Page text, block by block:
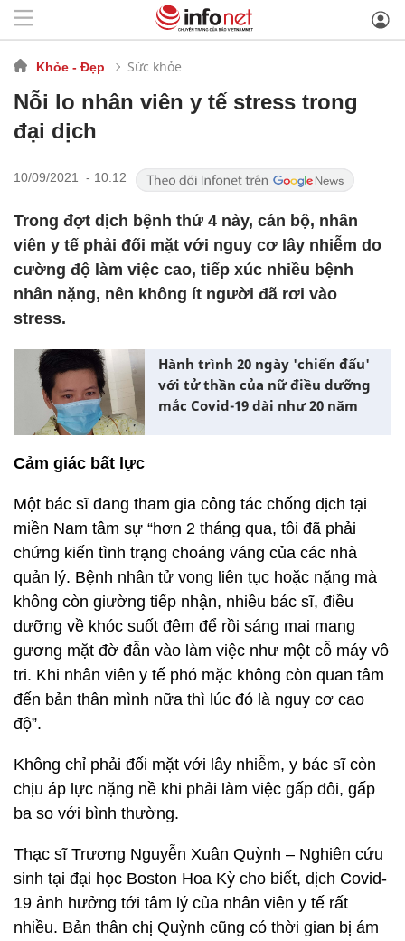
Khỏe - Đẹp Sức khỏe
Nỗi lo nhân viên y tế stress trong
đại dịch
10/09/2021 - 10:12
Trong đợt dịch bệnh thứ 4 này, cán bộ, nhân
viên y tế phải đối mặt với nguy cơ lây nhiễm do
cường độ làm việc cao, tiếp xúc nhiều bệnh
nhân nặng, nên không ít người đã rơi vào
stress.
Hành trình 20 ngày 'chiến đấu'
với tử thần của nữ điều dưỡng
mắc Covid-19 dài như 20 năm
Cảm giác bất lực
Một bác sĩ đang tham gia công tác chống dịch tại
miền Nam tâm sự “hơn 2 tháng qua, tôi đã phải
chứng kiến tình trạng choáng váng của các nhà
quản lý. Bệnh nhân tử vong liên tục hoặc nặng mà
không còn giường tiếp nhận, nhiều bác sĩ, điều
dưỡng về khóc suốt đêm để rồi sáng mai mang
gương mặt đờ đẫn vào làm việc như một cỗ máy vô
tri. Khi nhân viên y tế phó mặc không còn quan tâm
đến bản thân mình nữa thì lúc đó là nguy cơ cao
độ”.
Không chỉ phải đối mặt với lây nhiễm, y bác sĩ còn
chịu áp lực nặng nề khi phải làm việc gấp đôi, gấp
ba so với bình thường.
Thạc sĩ Trương Nguyễn Xuân Quỳnh – Nghiên cứu
sinh tại đại học Boston Hoa Kỳ cho biết, dịch Covid-
19 ảnh hưởng tới tâm lý của nhân viên y tế rất
nhiều. Bản thân chị Quỳnh cũng có thời gian bị ám